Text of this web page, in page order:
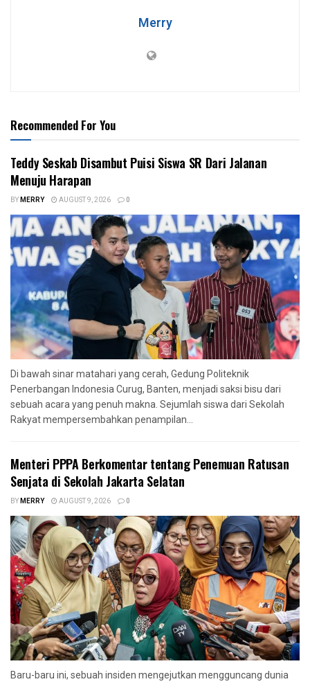
Merry
Recommended For You
Teddy Seskab Disambut Puisi Siswa SR Dari Jalanan
Menuju Harapan
BYMERRY AUGUST 9, 2026 0
Di bawah sinar matahari yang cerah, Gedung Politeknik
Penerbangan Indonesia Curug, Banten, menjadi saksi bisu dari
sebuah acara yang penuh makna. Sejumlah siswa dari Sekolah
Rakyat mempersembahkan penampilan...
Menteri PPPA Berkomentar tentang Penemuan Ratusan
Senjata di Sekolah Jakarta Selatan
BYMERRY AUGUST 9, 2026 0
Baru-baru ini, sebuah insiden mengejutkan mengguncang dunia